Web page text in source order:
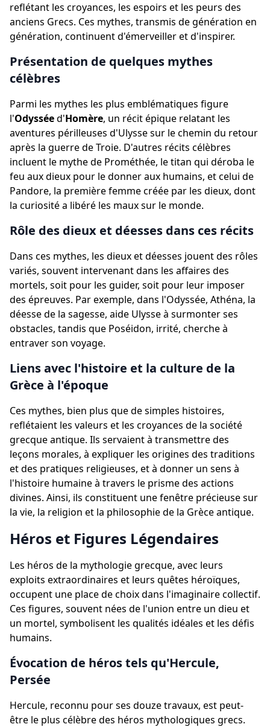
reflétant les croyances, les espoirs et les peurs des
anciens Grecs. Ces mythes, transmis de génération en
génération, continuent d'émerveiller et d'inspirer.
Présentation de quelques mythes
célèbres
Parmi les mythes les plus emblématiques figure
l'Odysséed'Homère, un récit épique relatant les
aventures périlleuses d'Ulysse sur le chemin du retour
après la guerre de Troie. D'autres récits célèbres
incluent le mythe de Prométhée, le titan qui déroba le
feu aux dieux pour le donner aux humains, et celui de
Pandore, la première femme créée par les dieux, dont
la curiosité a libéré les maux sur le monde.
Rôle des dieux et déesses dans ces récits
Dans ces mythes, les dieux et déesses jouent des rôles
variés, souvent intervenant dans les affaires des
mortels, soit pour les guider, soit pour leur imposer
des épreuves. Par exemple, dans l'Odyssée, Athéna, la
déesse de la sagesse, aide Ulysse à surmonter ses
obstacles, tandis que Poséidon, irrité, cherche à
entraver son voyage.
Liens avec l'histoire et la culture de la
Grèce à l'époque
Ces mythes, bien plus que de simples histoires,
reflétaient les valeurs et les croyances de la société
grecque antique. Ils servaient à transmettre des
leçons morales, à expliquer les origines des traditions
et des pratiques religieuses, et à donner un sens à
l'histoire humaine à travers le prisme des actions
divines. Ainsi, ils constituent une fenêtre précieuse sur
la vie, la religion et la philosophie de la Grèce antique.
Héros et Figures Légendaires
Les héros de la mythologie grecque, avec leurs
exploits extraordinaires et leurs quêtes héroïques,
occupent une place de choix dans l'imaginaire collectif.
Ces figures, souvent nées de l'union entre un dieu et
un mortel, symbolisent les qualités idéales et les défis
humains.
Évocation de héros tels qu'Hercule,
Persée
Hercule, reconnu pour ses douze travaux, est peut-
être le plus célèbre des héros mythologiques grecs.